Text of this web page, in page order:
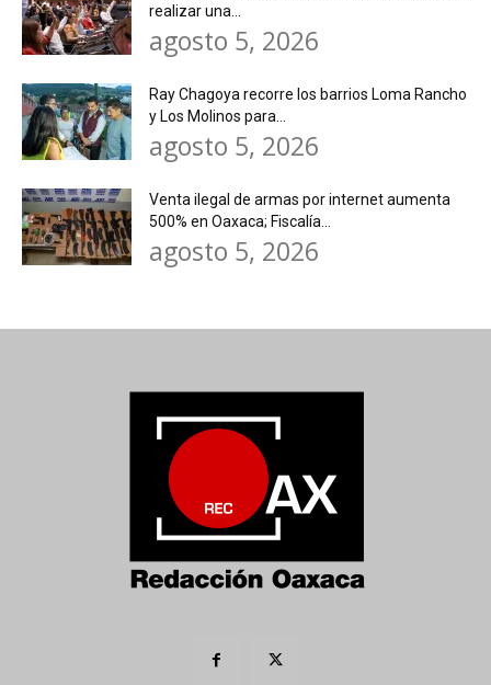
realizar una...
agosto 5, 2026
Ray Chagoya recorre los barrios Loma Rancho
y Los Molinos para...
agosto 5, 2026
Venta ilegal de armas por internet aumenta
500% en Oaxaca; Fiscalía...
agosto 5, 2026